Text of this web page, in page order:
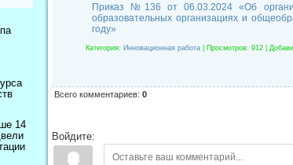
14
Приказ №136 от 06.03.2024 «Об
образовательных организациях и
году»
Категория: Инновационная работа Просмотров: 912 |
Всего комментариев: 0
Войдите: